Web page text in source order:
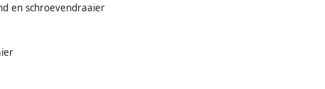
en schroevendraaier